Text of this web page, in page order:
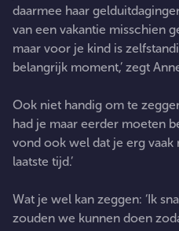
daarmee haar
van een vakantie misschien
maar voor je kind is
belangrijk moment,’ zegt
Ook niet handig om te
had je maar eerder moeten
vond ook wel dat je erg vaak
laatste tijd.’
Wat je wel kan zeggen: ‘Ik
zouden we kunnen doen